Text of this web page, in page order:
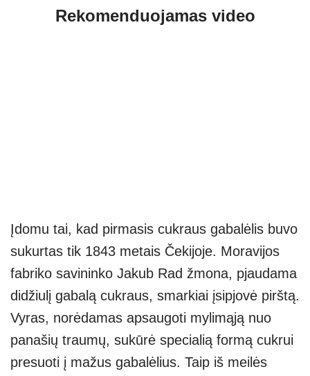
Rekomenduojamas video
Įdomu tai, kad pirmasis cukraus gabalėlis buvo
sukurtas tik 1843 metais Čekijoje. Moravijos
fabriko savininko Jakub Rad žmona, pjaudama
didžiulį gabalą cukraus, smarkiai įsipjovė pirštą.
Vyras, norėdamas apsaugoti mylimąją nuo
panašių traumų, sukūrė specialią formą cukrui
presuoti į mažus gabalėlius. Taip iš meilės